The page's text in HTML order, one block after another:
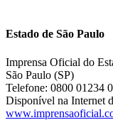
Estado de São Paulo
Imprensa Oficial do
São Paulo (SP)
Telefone: 0800 01234
Disponível na Internet